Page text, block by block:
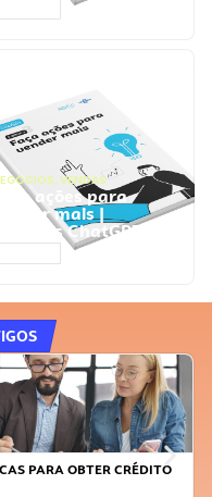
, VENDAS
Faça ações para
vender mais |
Prompts ChatGPT
FAÇA A DIFERENÇA: SEJA